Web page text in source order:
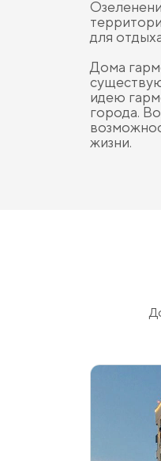
для
Дома
идею
города.
жизни.